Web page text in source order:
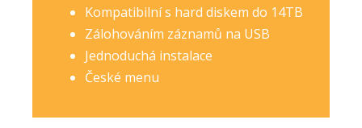
Kompatibilní s hard diskem do 14TB
Zálohováním záznamů na USB
Jednoduchá instalace
České menu